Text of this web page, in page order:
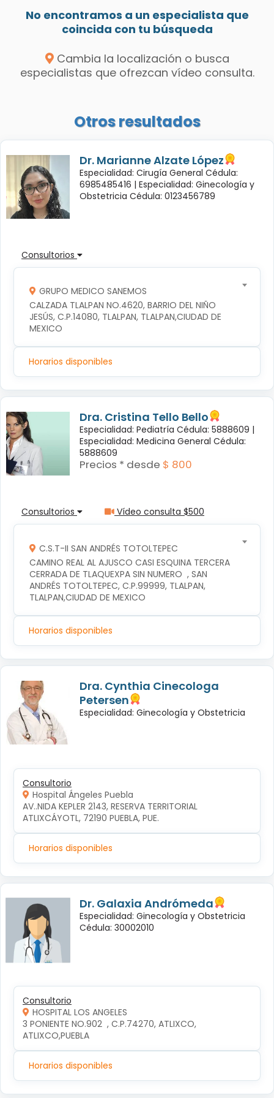
No encontramos a un especialista que
coincida con tu búsqueda
Cambia la localización o busca
especialistas que ofrezcan vídeo consulta.
Otros resultados
Dr. Marianne Alzate López
Especialidad: Cirugía General Cédula:
6985485416 | Especialidad: Ginecología y
Obstetricia Cédula: 0123456789
Consultorios
GRUPO MEDICO SANEMOS
CALZADA TLALPAN NO.4620, BARRIO DEL NIÑO
JESÚS, C.P.14080, TLALPAN, TLALPAN,CIUDAD DE
MEXICO
Horarios disponibles
Dra. Cristina Tello Bello
Especialidad: Pediatría Cédula: 5888609 |
Especialidad: Medicina General Cédula:
5888609
Precios * desde $ 800
Consultorios Vídeo consulta $500
C.S.T-II SAN ANDRÉS TOTOLTEPEC
CAMINO REAL AL AJUSCO CASI ESQUINA TERCERA
CERRADA DE TLAQUEXPA SIN NUMERO  , SAN
ANDRÉS TOTOLTEPEC, C.P.99999, TLALPAN,
TLALPAN,CIUDAD DE MEXICO
Horarios disponibles
Dra. Cynthia Cinecologa
Petersen
Especialidad: Ginecología y Obstetricia
Consultorio
Hospital Ángeles Puebla
AV..NIDA KEPLER 2143, RESERVA TERRITORIAL
ATLIXCÁYOTL, 72190 PUEBLA, PUE.
Horarios disponibles
Dr. Galaxia Andrómeda
Especialidad: Ginecología y Obstetricia
Cédula: 30002010
Consultorio
HOSPITAL LOS ANGELES
3 PONIENTE NO.902  , C.P.74270, ATLIXCO,
ATLIXCO,PUEBLA
Horarios disponibles